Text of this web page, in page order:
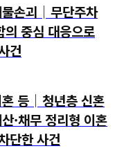
손괴│무단주차
중심 대응으로
건
등│청년층 신혼
·채무 정리형 이혼
단한 사건